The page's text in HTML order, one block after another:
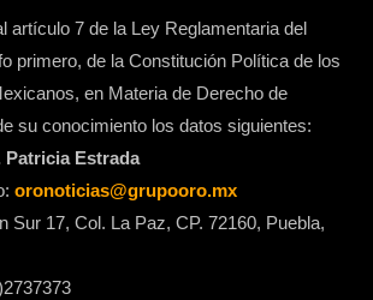
artículo 7 de la Ley Reglamentaria del
primero, de la Constitución Política de los
en Materia de Derecho de
su conocimiento los datos siguientes:
Patricia Estrada
oronoticias@grupooro.mx
Sur 17, Col. La Paz, CP. 72160, Puebla,